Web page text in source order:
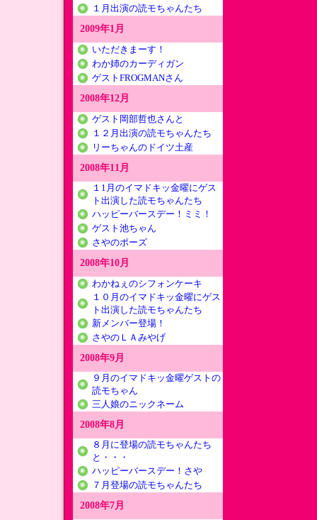
１月出演の読モちゃんたち
2009年1月
いただきまーす！
わか姉のカーディガン
ゲストFROGMANさん
2008年12月
ゲスト岡部哲也さんと
１２月出演の読モちゃんたち
リーちゃんのドイツ土産
2008年11月
１1月のイマドキッ金曜にゲス
ト出演した読モちゃんたち
ハッピーバースデー！ミミ！
ゲスト池ちゃん
さやのポーズ
2008年10月
わかねぇのシフォンケーキ
１０月のイマドキッ金曜にゲス
ト出演した読モちゃんたち
新メンバー登場！
さやのＬＡみやげ
2008年9月
９月のイマドキッ金曜ゲストの
読モちゃん
三人娘のニックネーム
2008年8月
８月に登場の読モちゃんたち
と・・・
ハッピーバースデー！さや
７月登場の読モちゃんたち
2008年7月